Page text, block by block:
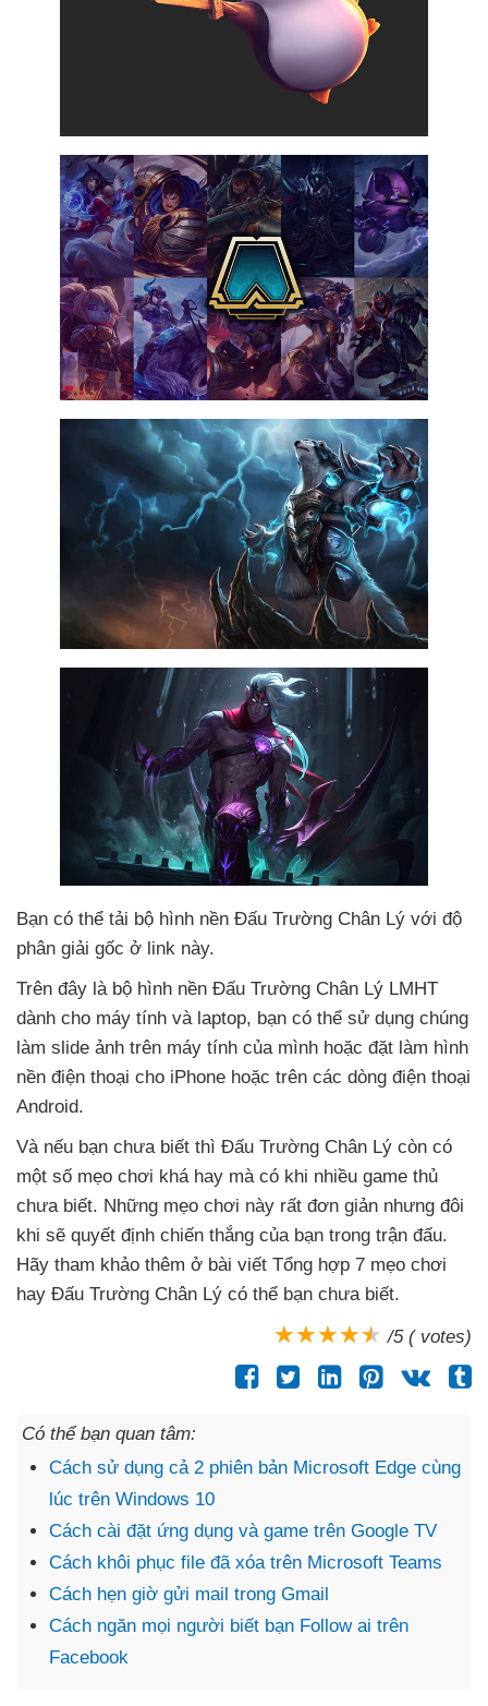
Bạn có thể tải bộ hình nền Đấu Trường Chân Lý với độ
phân giải gốc ở link này.
Trên đây là bộ hình nền Đấu Trường Chân Lý LMHT
dành cho máy tính và laptop, bạn có thể sử dụng chúng
làm slide ảnh trên máy tính của mình hoặc đặt làm hình
nền điện thoại cho iPhone hoặc trên các dòng điện thoại
Android.
Và nếu bạn chưa biết thì Đấu Trường Chân Lý còn có
một số mẹo chơi khá hay mà có khi nhiều game thủ
chưa biết. Những mẹo chơi này rất đơn giản nhưng đôi
khi sẽ quyết định chiến thắng của bạn trong trận đấu.
Hãy tham khảo thêm ở bài viết Tổng hợp 7 mẹo chơi
hay Đấu Trường Chân Lý có thể bạn chưa biết.
/5 ( votes)
Có thể bạn quan tâm:
Cách sử dụng cả 2 phiên bản Microsoft Edge cùng
lúc trên Windows 10
Cách cài đặt ứng dụng và game trên Google TV
Cách khôi phục file đã xóa trên Microsoft Teams
Cách hẹn giờ gửi mail trong Gmail
Cách ngăn mọi người biết bạn Follow ai trên
Facebook